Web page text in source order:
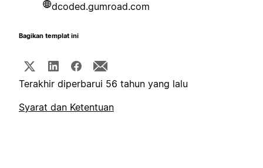
dcoded.gumroad.com
Bagikan templat ini
Terakhir diperbarui 56 tahun yang lalu
Syarat dan Ketentuan